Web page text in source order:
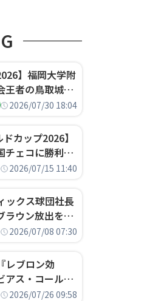
】福岡大学附
王者の鳥取城北
女学院は岐阜女
2026/07/30 18:04
カップ2026】
チェコに勝利し
勝で首位通
2026/07/15 11:40
ックス球団社長
ラウン放出を説
％が2人の選手
2026/07/08 07:30
レブロン効
アス・コールド
セブンティシク
2026/07/26 09:58